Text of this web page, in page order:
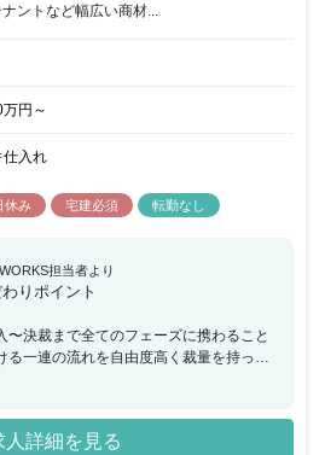
ナントなど幅広い商材...
円 ～
仕入れ
休み 宅建必須 転勤なし
担当者より
りポイント
〜決裁まで全てのフェーズに携わること
る一連の流れを自由度高く裁量を持って
主な取引先は仲介会社(BtoB)で、案件
に評価を実施しています。 【ポイン
していてチームワークが良い ・経営計
人詳細を見る